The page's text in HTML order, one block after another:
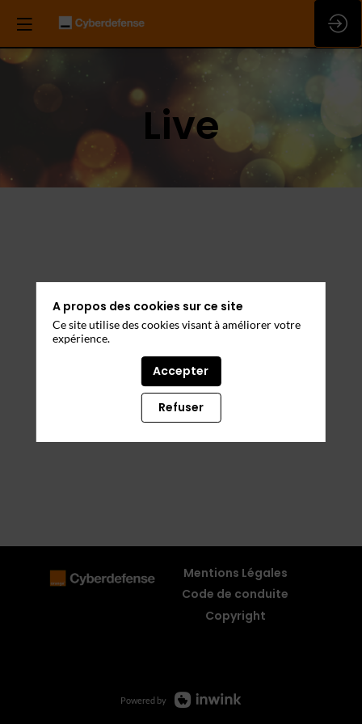
Live
Mentions Légales
Code de conduite
Copyright
Powered by
A propos des cookies sur ce site
Ce site utilise des cookies visant à améliorer votre
expérience.
Accepter
Refuser